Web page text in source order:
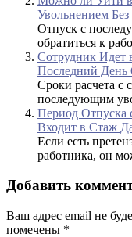
Увольнением
Отпуск с
обратиться к
Сотрудник Идет
Последний День
Сроки расчета с
последующим
Период Отпуска
Входит в Стаж
Если есть
работника, он
Добавить
Ваш адрес email не
помечены *